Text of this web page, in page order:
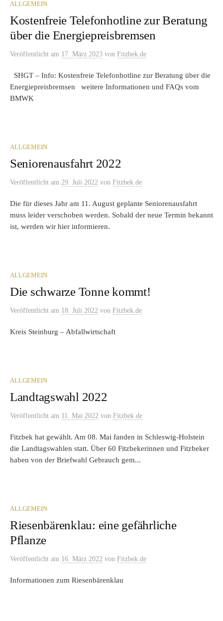
ALLGEMEIN
Kostenfreie Telefonhotline zur Beratung
über die Energiepreisbremsen
Veröffentlicht am 17. März 2023 von Fitzbek.de
SHGT – Info: Kostenfreie Telefonhotline zur Beratung über die
Energiepreisbremsen weitere Informationen und FAQs vom
BMWK
ALLGEMEIN
Seniorenausfahrt 2022
Veröffentlicht am 29. Juli 2022 von Fitzbek.de
Die für dieses Jahr am 11. August geplante Seniorenausfahrt
muss leider verschoben werden. Sobald der neue Termin bekannt
ist, werden wir hier informieren.
ALLGEMEIN
Die schwarze Tonne kommt!
Veröffentlicht am 18. Juli 2022 von Fitzbek.de
Kreis Steinburg – Abfallwirtschaft
ALLGEMEIN
Landtagswahl 2022
Veröffentlicht am 11. Mai 2022 von Fitzbek.de
Fitzbek hat gewählt. Am 08. Mai fanden in Schleswig-Holstein
die Landtagswahlen statt. Über 60 Fitzbekerinnen und Fitzbeker
haben von der Briefwahl Gebrauch gem...
ALLGEMEIN
Riesenbärenklau: eine gefährliche
Pflanze
Veröffentlicht am 16. März 2022 von Fitzbek.de
Informationen zum Riesenbärenklau